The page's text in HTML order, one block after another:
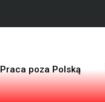
Praca poza Polską